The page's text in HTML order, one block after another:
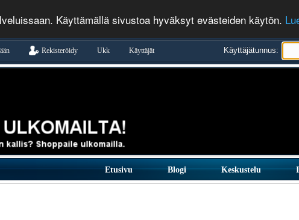
Käyttämällä sivustoa hyväksyt evästeiden käytön.
Rekisteröidy Ukk Käyttäjät Käyttäjätunnus:
Etusivu Blogi Keskustelu